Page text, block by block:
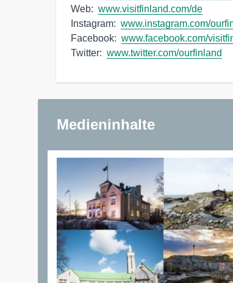
Web: www.visitfinland.com/de
Instagram: www.instagram.com/
Facebook: www.facebook.com/
Twitter: www.twitter.com/ourfinland
Medieninhalte